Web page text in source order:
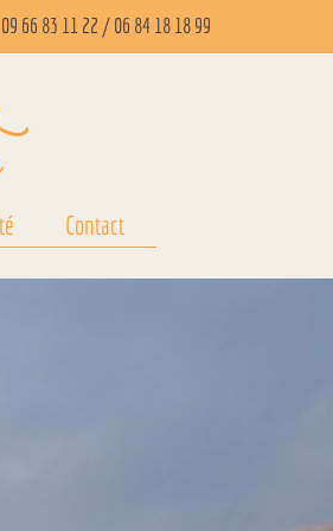
Contact
09 66 83 11 22 /06 84 18 18 99